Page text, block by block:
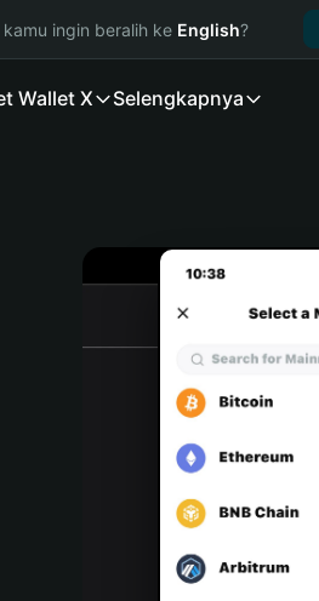
ingin beralih ke English?
Wallet X Selengkapnya